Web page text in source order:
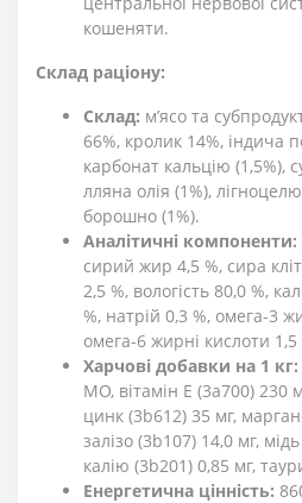
кошеняти.
Склад раціону:
Склад: м’ясо та
66%, кролик 14%, індича
карбонат кальцію (1,5%),
лляна олія (1%),
борошно (1%).
Аналітичні компоненти:
сирий жир 4,5 %, сира
2,5 %, вологість 80,0 %,
%, натрій 0,3 %, омега-3
омега-6 жирні кислоти 1,5
Харчові добавки на 1 кг:
МО, вітамін E (3a700) 230
цинк (3b612) 35 мг,
залізо (3b107) 14,0 мг,
калію (3b201) 0,85 мг,
Енергетична цінність: